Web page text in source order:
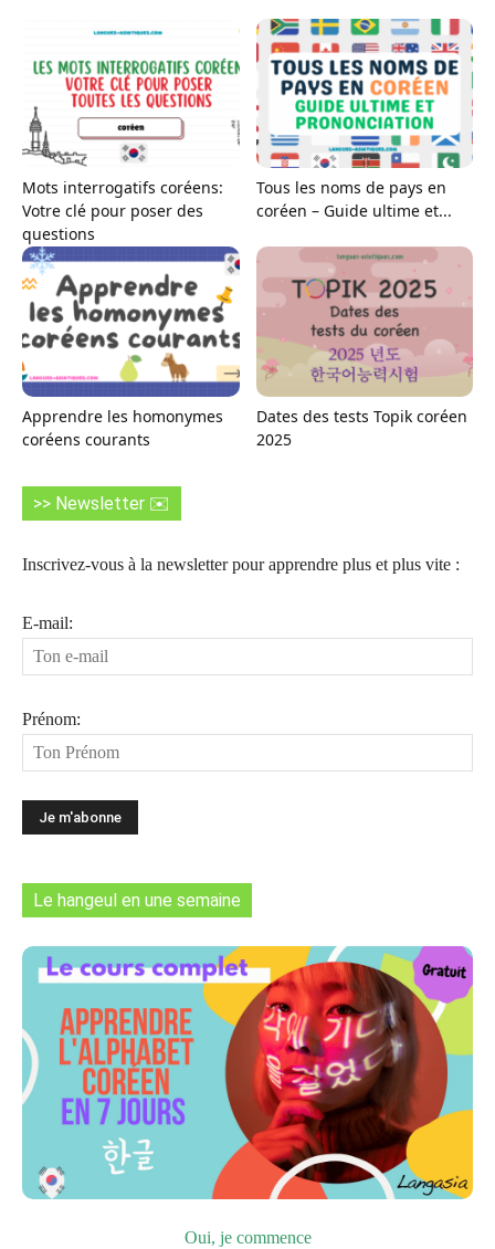
Mots interrogatifs coréens:
Votre clé pour poser des
questions
Tous les noms de pays en
coréen – Guide ultime et...
Apprendre les homonymes
coréens courants
Dates des tests Topik coréen
2025
>> Newsletter ✉️
Inscrivez-vous à la newsletter pour apprendre plus et plus vite :
E-mail:
Prénom:
Le hangeul en une semaine
Oui, je commence